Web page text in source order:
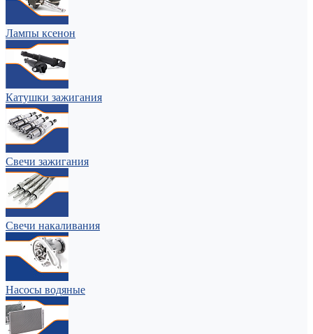
Лампы ксенон
Катушки зажигания
Свечи зажигания
Свечи накаливания
Насосы водяные